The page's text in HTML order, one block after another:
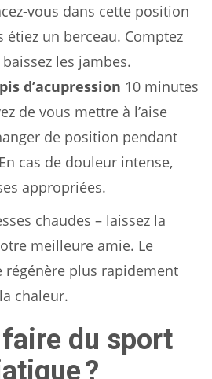
vous dans cette position
étiez un berceau. Comptez
les jambes.
d’acupression 10 minutes
de vous mettre à l’aise
de position pendant
cas de douleur intense,
appropriées.
chaudes – laissez la
meilleure amie. Le
régénère plus rapidement
chaleur.
du sport
?